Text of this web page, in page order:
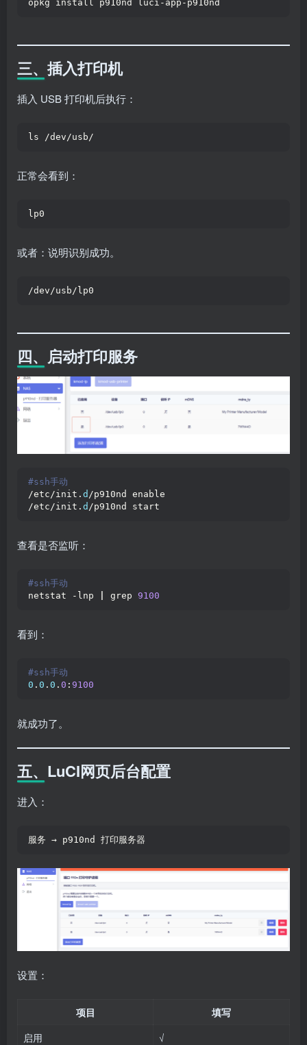
opkg install p910nd luci-app-p910nd
三、插入打印机
插入 USB 打印机后执行：
ls /dev/usb/
正常会看到：
lp0
或者：说明识别成功。
/dev/usb/lp0
四、启动打印服务
#ssh手动
/etc/init. d /p910nd enable
/etc/init. d /p910nd start
查看是否监听：
#ssh手动
netstat -lnp
grep 9100
看到：
#ssh手动
0 . 0 . 0 . 0 : 9100
就成功了。
五、LuCI网页后台配置
进入：
服务 → p910nd 打印服务器
设置：
项目
填写
启用
√